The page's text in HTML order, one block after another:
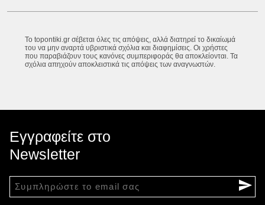
Το topontiki.gr σέβεται όλες τις απόψεις, αλλά διατηρεί το δικαίωμά
του να μην αναρτά υβριστικά σχόλια και διαφημίσεις. Οι χρήστες
που παραβιάζουν τους κανόνες συμπεριφοράς θα αποκλείονται. Τα
σχόλια απηχούν αποκλειστικά τις απόψεις των αναγνωστών.
Εγγραφείτε στο
Newsletter